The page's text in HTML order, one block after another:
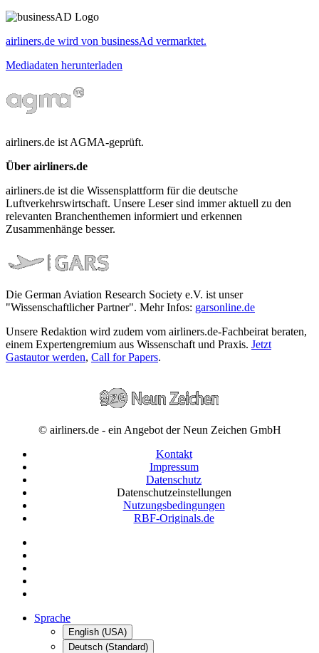
airliners.de wird von businessAd vermarktet.
Mediadaten herunterladen
airliners.de ist AGMA-geprüft.
Über airliners.de
airliners.de ist die Wissensplattform für die deutsche
Luftverkehrswirtschaft. Unsere Leser sind immer aktuell zu den
relevanten Branchenthemen informiert und erkennen
Zusammenhänge besser.
Die German Aviation Research Society e.V. ist unser
"Wissenschaftlicher Partner". Mehr Infos: garsonline.de
Unsere Redaktion wird zudem vom airliners.de-Fachbeirat beraten,
einem Expertengremium aus Wissenschaft und Praxis. Jetzt
Gastautor werden, Call for Papers.
© airliners.de - ein Angebot der Neun Zeichen GmbH
Kontakt
Impressum
Datenschutz
Datenschutzeinstellungen
Nutzungsbedingungen
RBF-Originals.de
Sprache
English (USA)
Deutsch (Standard)